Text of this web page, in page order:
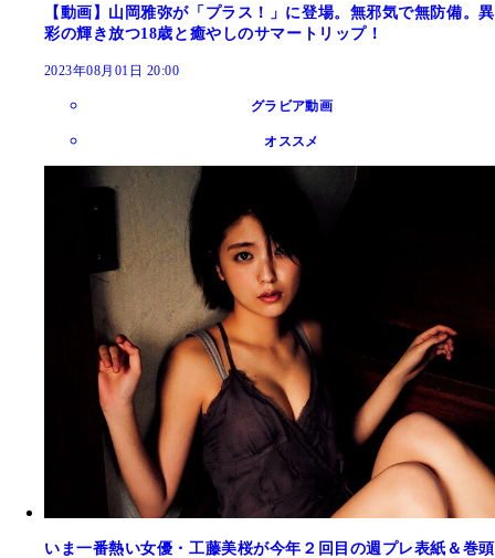
【動画】山岡雅弥が「プラス！」に登場。無邪気で無防備。異
彩の輝き放つ18歳と癒やしのサマートリップ！
2023年08月01日 20:00
グラビア動画
オススメ
いま一番熱い女優・工藤美桜が今年２回目の週プレ表紙＆巻頭